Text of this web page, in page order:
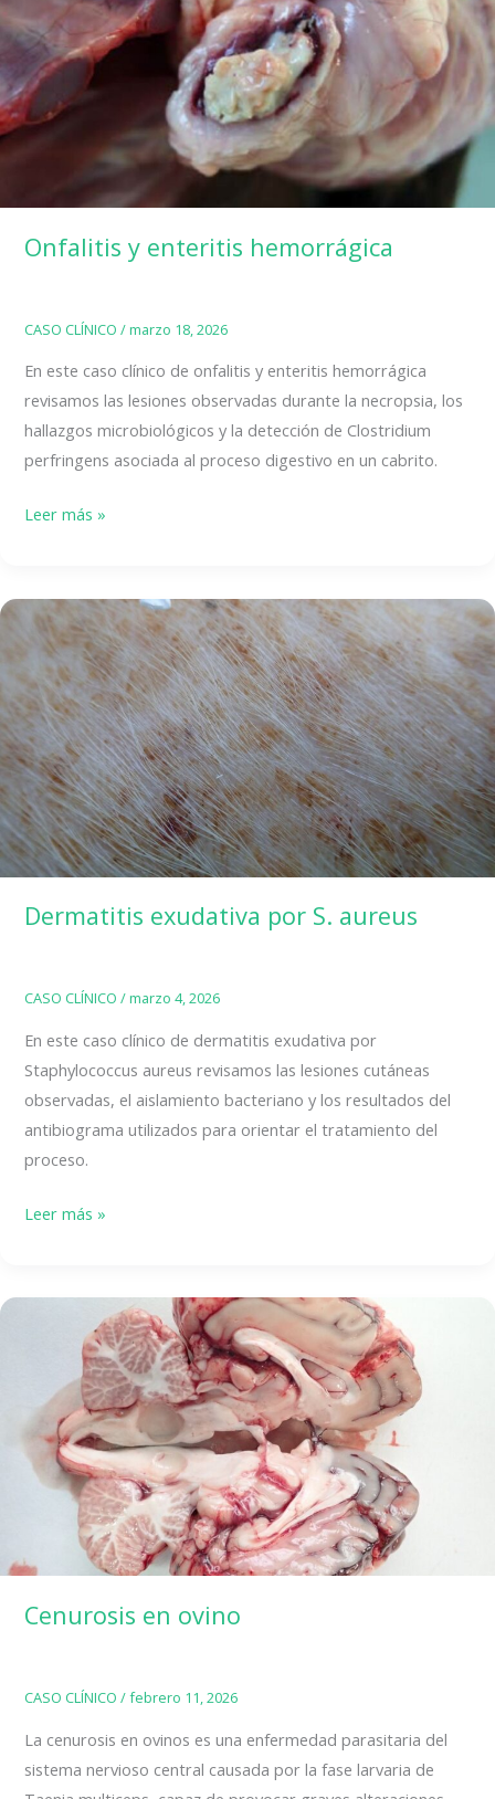
Onfalitis y enteritis hemorrágica
CASO CLÍNICO /marzo 18, 2026
En este caso clínico de onfalitis y enteritis hemorrágica
revisamos las lesiones observadas durante la necropsia, los
hallazgos microbiológicos y la detección de Clostridium
perfringens asociada al proceso digestivo en un cabrito.
Onfalitis
hemorrágica
Leer más »
Dermatitis exudativa por S. aureus
CASO CLÍNICO /marzo 4, 2026
En este caso clínico de dermatitis exudativa por
Staphylococcus aureus revisamos las lesiones cutáneas
observadas, el aislamiento bacteriano y los resultados del
antibiograma utilizados para orientar el tratamiento del
proceso.
Dermatitis
S.
Leer más »
Cenurosis en ovino
CASO CLÍNICO /febrero 11, 2026
La cenurosis en ovinos es una enfermedad parasitaria del
sistema nervioso central causada por la fase larvaria de